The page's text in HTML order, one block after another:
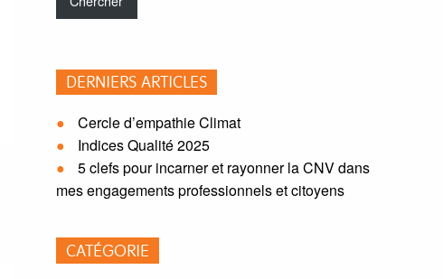
blog:
DERNIERS ARTICLES
Cercle d’empathie Climat
Indices Qualité 2025
5 clefs pour incarner et rayonner la CNV dans
mes engagements professionnels et citoyens
CATÉGORIE